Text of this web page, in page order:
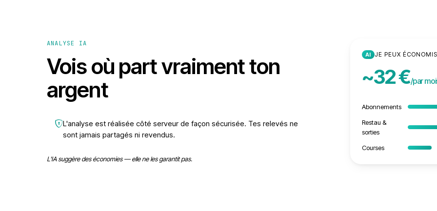
ANALYSE IA
Vois où part vraiment ton
argent
L'analyse est réalisée côté serveur de façon sécurisée. Tes relevés ne
sont jamais partagés ni revendus.
L'IA suggère des économies — elle ne les garantit pas.
AI JE PEUX
~32 €/par
Abonnements
Restau &
sorties
Courses